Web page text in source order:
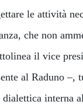
le attività
che non
il vice
al Raduno –,
dialettica interna